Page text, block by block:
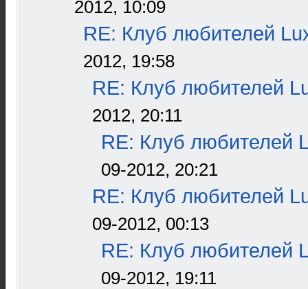
2012, 10:09
RE: Клуб любителей
2012, 19:58
RE: Клуб любителей
2012, 20:11
RE: Клуб любителей
09-2012, 20:21
RE: Клуб любителей
09-2012, 00:13
RE: Клуб любителей
09-2012, 19:11